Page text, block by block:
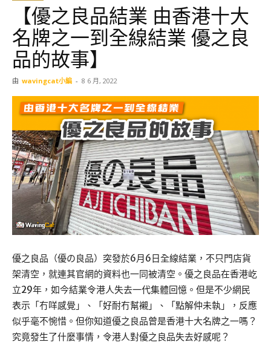
【優之良品結業 由香港十大
名牌之一到全線結業 優之良
品的故事】
由 wavingcat小編 - 8 6 月, 2022
優之良品（優の良品）突發於6月6日全線結業，不只門店貨
架清空，就連其官網的資料也一同被清空。優之良品在香港屹
立29年，如今結業令港人失去一代集體回憶。但是不少網民
表示「冇咩感覺」、「好耐冇幫襯」、「點解仲未執」，反應
似乎毫不惋惜。但你知道優之良品曾是香港十大名牌之一嗎？
究竟發生了什麼事情，令港人對優之良品失去好感呢？